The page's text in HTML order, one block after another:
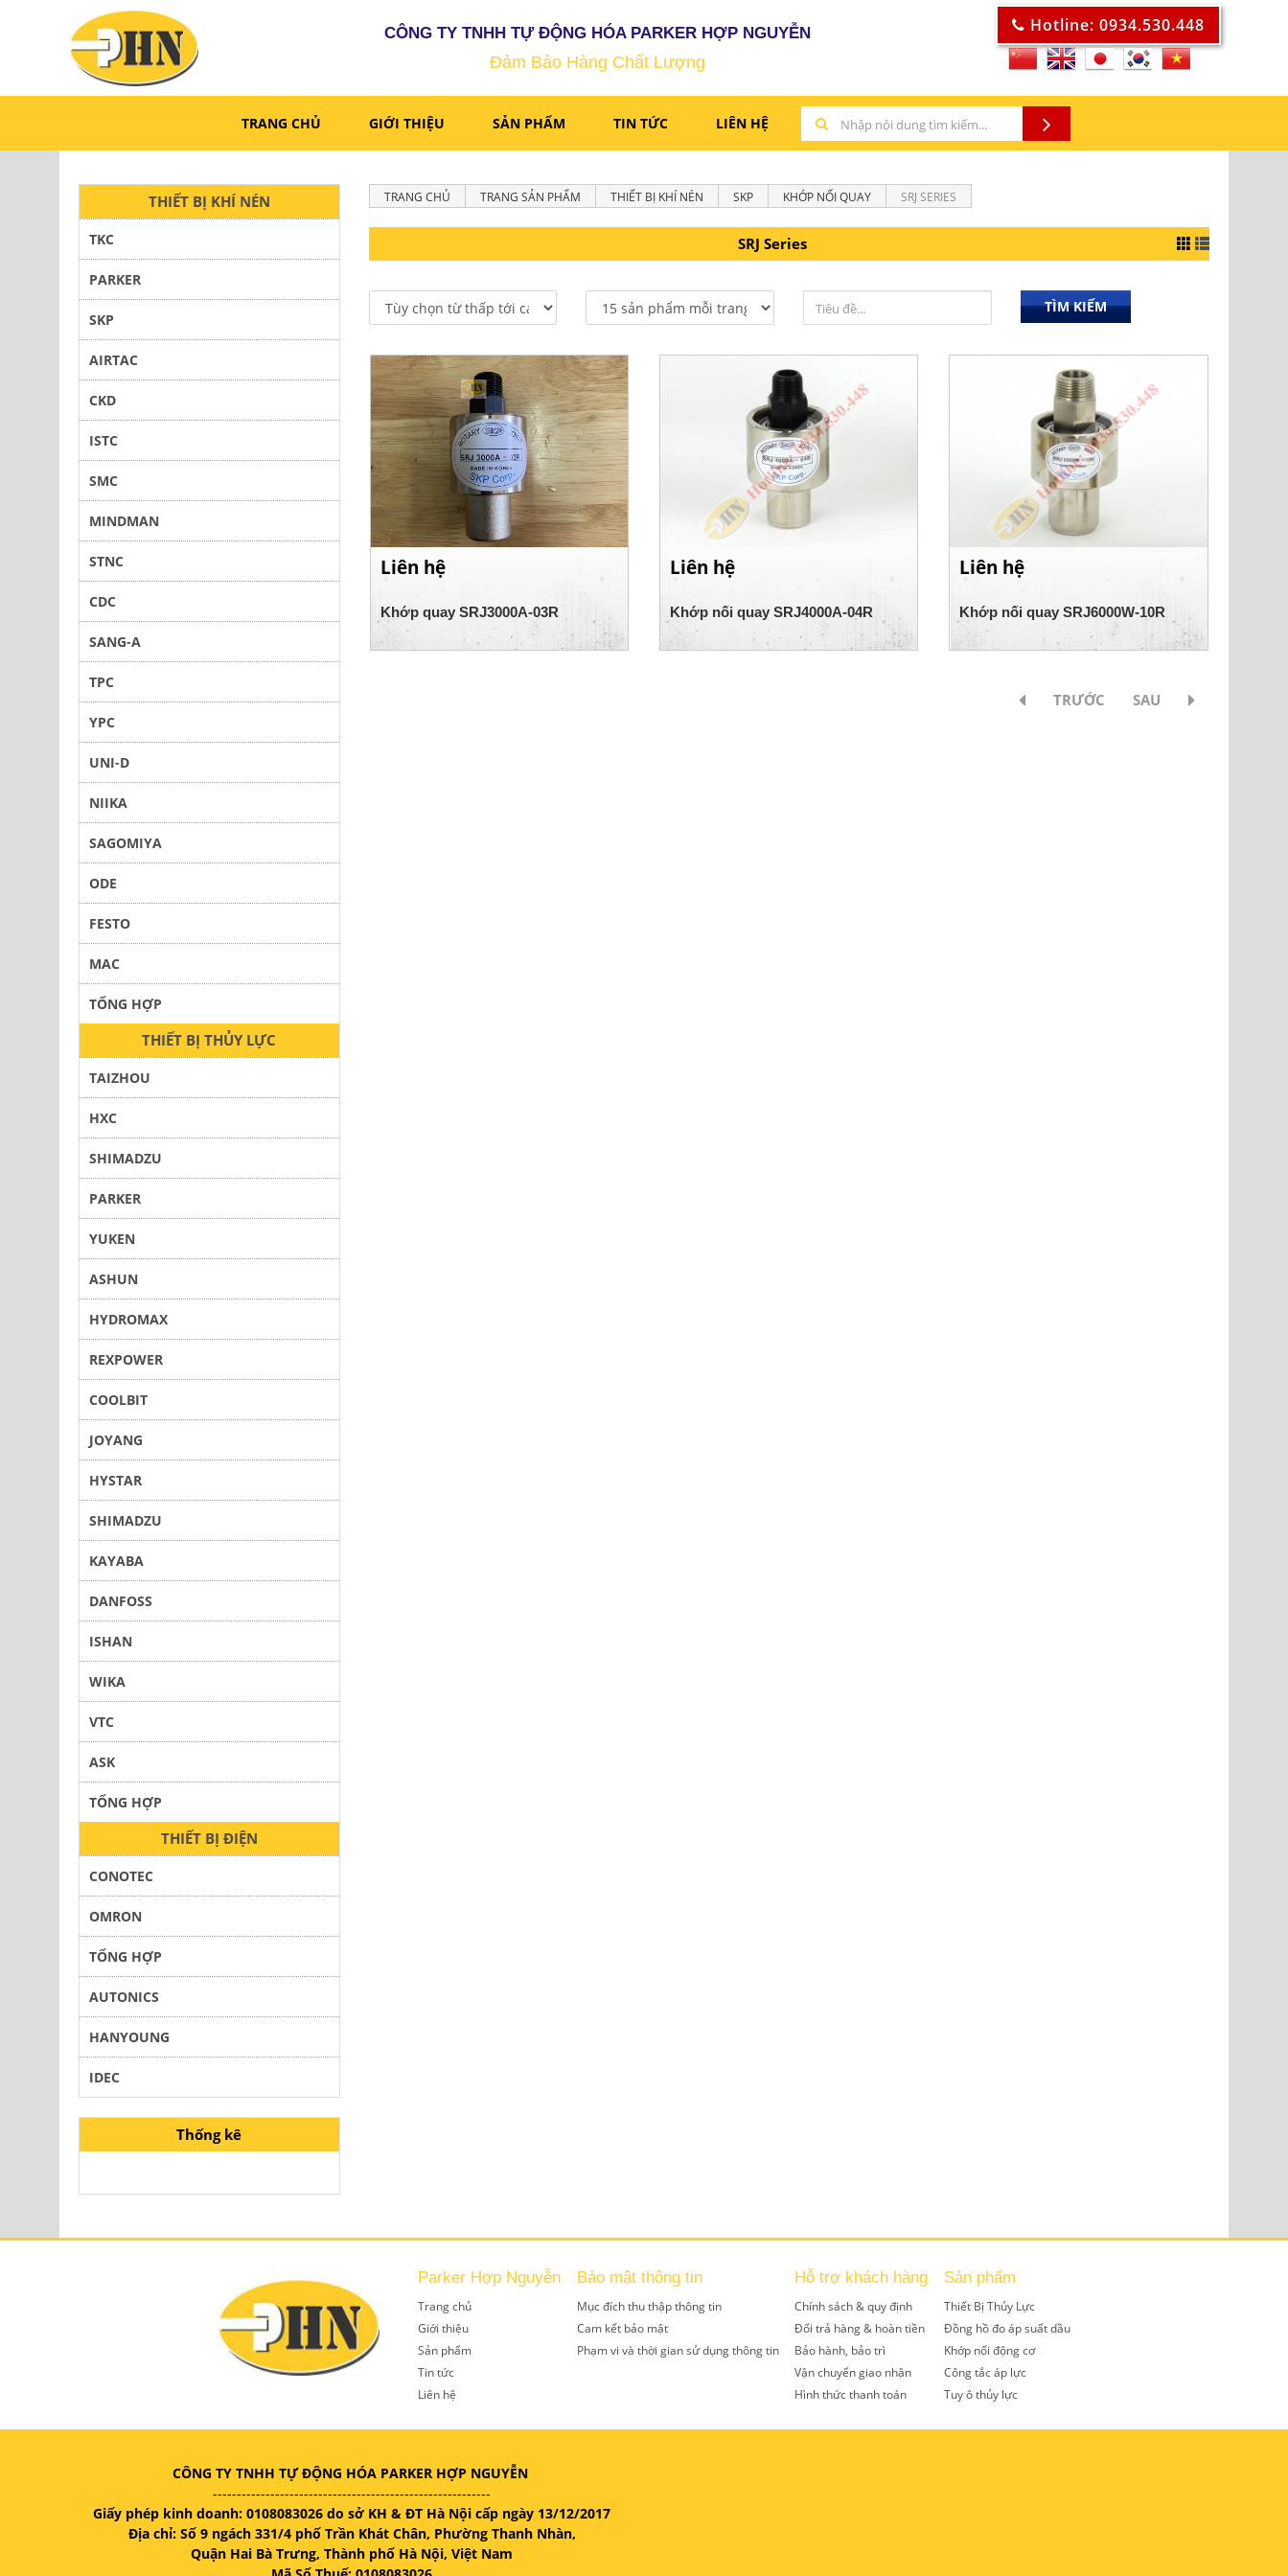
Hotline: 0934.530.448
CÔNG TY TNHH TỰ ĐỘNG HÓA PARKER HỢP NGUYỄN
Đảm Bảo Hàng Chất Lượng
TRANG CHỦ GIỚI THIỆU SẢN PHẨM TIN TỨC LIÊN HỆ
THIẾT BỊ KHÍ NÉN
TKC
PARKER
SKP
AIRTAC
CKD
ISTC
SMC
MINDMAN
STNC
CDC
SANG-A
TPC
YPC
UNI-D
NIIKA
SAGOMIYA
ODE
FESTO
MAC
TỔNG HỢP
THIẾT BỊ THỦY LỰC
TAIZHOU
HXC
SHIMADZU
PARKER
YUKEN
ASHUN
HYDROMAX
REXPOWER
COOLBIT
JOYANG
HYSTAR
SHIMADZU
KAYABA
DANFOSS
ISHAN
WIKA
VTC
ASK
TỔNG HỢP
THIẾT BỊ ĐIỆN
CONOTEC
OMRON
TỔNG HỢP
AUTONICS
HANYOUNG
IDEC
Thống kê
TRANG CHỦ TRANG SẢN PHẨM THIẾT BỊ KHÍ NÉN SKP KHỚP NỐI QUAY SRJ SERIES
SRJ Series
TÌM KIẾM
Liên hệ
Khớp quay SRJ3000A-03R
Liên hệ
Khớp nối quay SRJ4000A-04R
Liên hệ
Khớp nối quay SRJ6000W-10R
TRƯỚC SAU
Parker Hợp Nguyễn
Trang chủ
Giới thiệu
Sản phẩm
Tin tức
Liên hệ
Bảo mật thông tin
Mục đích thu thập thông tin
Cam kết bảo mật
Phạm vi và thời gian sử dụng thông tin
Hỗ trợ khách hàng
Chính sách & quy định
Đổi trả hàng & hoàn tiền
Bảo hành, bảo trì
Vận chuyển giao nhận
Hình thức thanh toán
Sản phẩm
Thiết Bị Thủy Lực
Đồng hồ đo áp suất dầu
Khớp nối động cơ
Công tắc áp lực
Tuy ô thủy lực
CÔNG TY TNHH TỰ ĐỘNG HÓA PARKER HỢP NGUYỄN
----------------------------------------------------------
Giấy phép kinh doanh: 0108083026 do sở KH & ĐT Hà Nội cấp ngày 13/12/2017
Địa chỉ: Số 9 ngách 331/4 phố Trần Khát Chân, Phường Thanh Nhàn,
Quận Hai Bà Trưng, Thành phố Hà Nội, Việt Nam